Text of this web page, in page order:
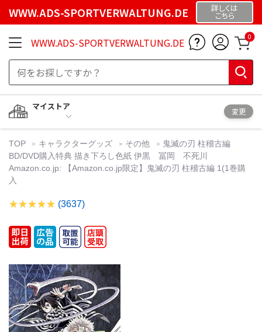
WWW.ADS-SPORTVERWALTUNG.DE 詳しくは
こちら
WWW.ADS-SPORTVERWALTUNG.DE 0
マイストア
変更
TOP キャラクターグッズ その他
鬼滅の刃 柱稽古編
BD/DVD購入特典 描き下ろし色紙 伊黒 冨岡 不死川
Amazon.co.jp: 【Amazon.co.jp限定】鬼滅の刃 柱稽古編 1(1巻購
入
(3637)